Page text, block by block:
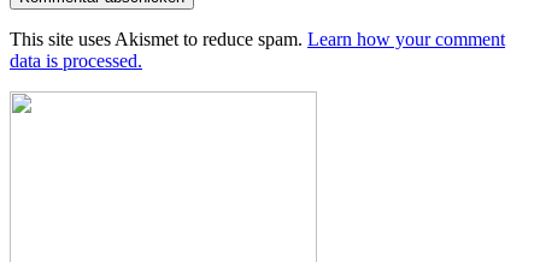
This site uses Akismet to reduce spam. Learn how your comment
data is processed.